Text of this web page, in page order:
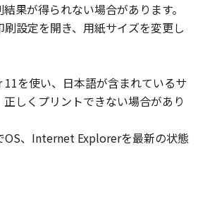
果が得られない場合があります。
設定を開き、用紙サイズを変更し
を使い、日本語が含まれているサ
しくプリントできない場合があり
、Internet Explorerを最新の状態